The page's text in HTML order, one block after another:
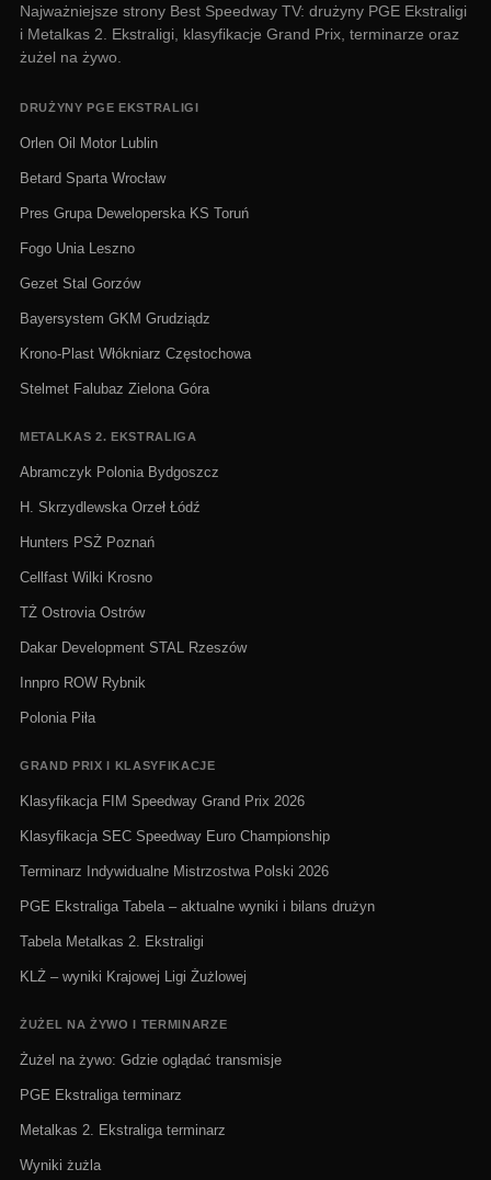
Najważniejsze strony Best Speedway TV: drużyny PGE Ekstraligi
i Metalkas 2. Ekstraligi, klasyfikacje Grand Prix, terminarze oraz
żużel na żywo.
DRUŻYNY PGE EKSTRALIGI
Orlen Oil Motor Lublin
Betard Sparta Wrocław
Pres Grupa Deweloperska KS Toruń
Fogo Unia Leszno
Gezet Stal Gorzów
Bayersystem GKM Grudziądz
Krono-Plast Włókniarz Częstochowa
Stelmet Falubaz Zielona Góra
METALKAS 2. EKSTRALIGA
Abramczyk Polonia Bydgoszcz
H. Skrzydlewska Orzeł Łódź
Hunters PSŻ Poznań
Cellfast Wilki Krosno
TŻ Ostrovia Ostrów
Dakar Development STAL Rzeszów
Innpro ROW Rybnik
Polonia Piła
GRAND PRIX I KLASYFIKACJE
Klasyfikacja FIM Speedway Grand Prix 2026
Klasyfikacja SEC Speedway Euro Championship
Terminarz Indywidualne Mistrzostwa Polski 2026
PGE Ekstraliga Tabela – aktualne wyniki i bilans drużyn
Tabela Metalkas 2. Ekstraligi
KLŻ – wyniki Krajowej Ligi Żużlowej
ŻUŻEL NA ŻYWO I TERMINARZE
Żużel na żywo: Gdzie oglądać transmisje
PGE Ekstraliga terminarz
Metalkas 2. Ekstraliga terminarz
Wyniki żużla